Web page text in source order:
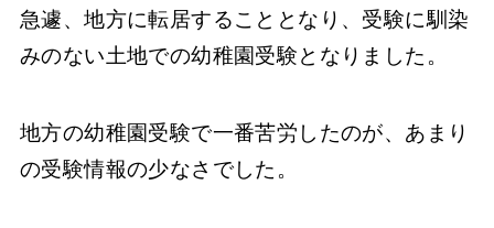
急遽、地方に転居することとなり、受験に馴染
みのない土地での幼稚園受験となりました。
地方の幼稚園受験で一番苦労したのが、あまり
の受験情報の少なさでした。